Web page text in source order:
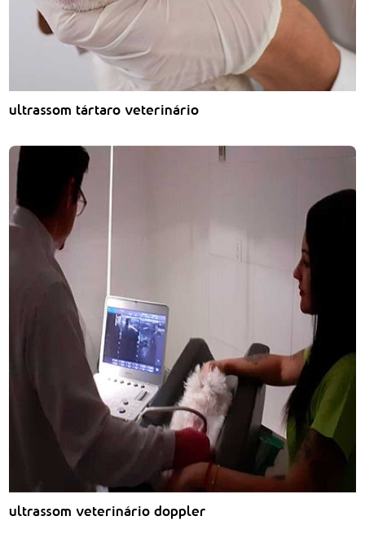
ultrassom tártaro veterinário
ultrassom veterinário doppler